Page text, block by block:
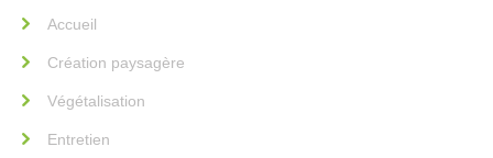
Accueil
Création paysagère
Végétalisation
Entretien